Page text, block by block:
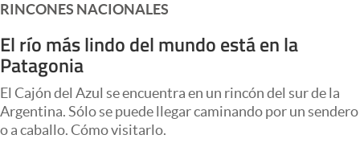
Mercados Online
Negocios
Columnistas
Apertura
RINCONES NACIONALES
El río más lindo del mundo está en la
Patagonia
El Cajón del Azul se encuentra en un rincón del sur de la
Argentina. Sólo se puede llegar caminando por un sendero
o a caballo. Cómo visitarlo.